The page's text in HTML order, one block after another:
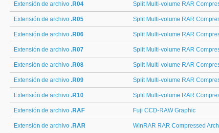
Extensión de archivo .R04 Split Multi-volume RAR
Extensión de archivo .R05 Split Multi-volume RAR
Extensión de archivo .R06 Split Multi-volume RAR
Extensión de archivo .R07 Split Multi-volume RAR
Extensión de archivo .R08 Split Multi-volume RAR
Extensión de archivo .R09 Split Multi-volume RAR
Extensión de archivo .R10 Split Multi-volume RAR
Extensión de archivo .RAF Fuji CCD-RAW Graphic
Extensión de archivo .RAR WinRAR RAR Compressed